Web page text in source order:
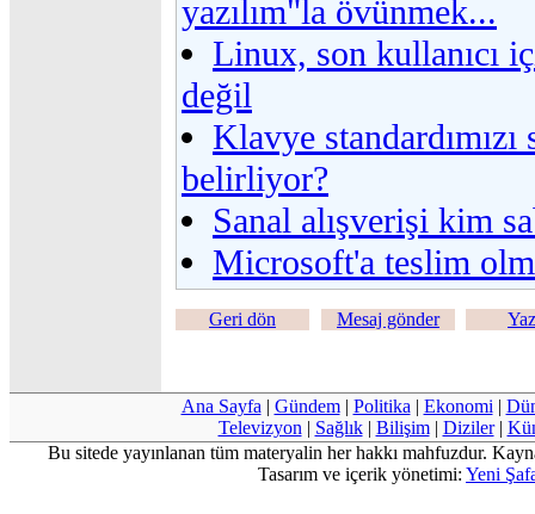
yazılım"la övünmek...
Linux, son kullanıcı
değil
Klavye
belirliyor?
Sanal alışverişi kim
Microsoft'a teslim
Geri dön Mesaj gönder
Ana Sayfa | Gündem| Politika | Ekonomi |
Televizyon | Sağlık| Bilişim| Diziler|
Bu sitede yayınlanan tüm materyalin her hakkı mahfuzdur.
Tasarım ve içerik yönetimi: Yeni